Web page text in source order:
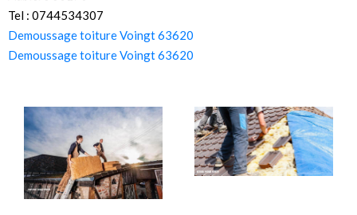
Tel : 0744534307
Demoussage toiture Voingt 63620
Demoussage toiture Voingt 63620